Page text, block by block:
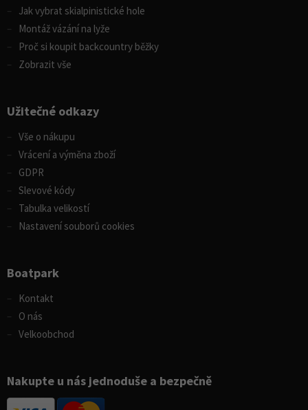
Jak vybrat skialpinistické hole
Montáž vázání na lyže
Proč si koupit backcountry běžky
Zobrazit vše
Užitečné odkazy
Vše o nákupu
Vrácení a výměna zboží
GDPR
Slevové kódy
Tabulka velikostí
Nastavení souborů cookies
Boatpark
Kontakt
O nás
Velkoobchod
Nakupte u nás jednoduše a bezpečně